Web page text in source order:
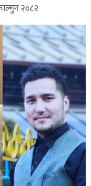
२०८२